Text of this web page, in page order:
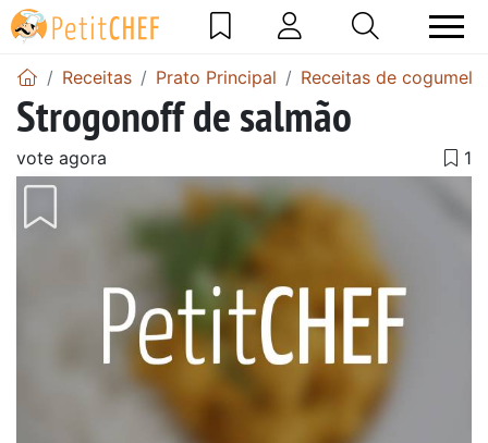
Receitas Prato Principal Receitas de
Strogonoff de salmão
vote agora